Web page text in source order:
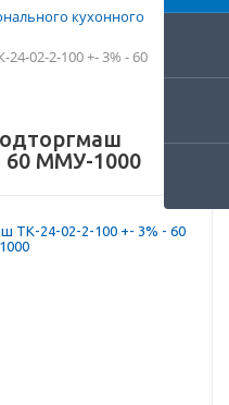
кухонного
02-2-100 +- 3% - 60
60 ММУ-1000